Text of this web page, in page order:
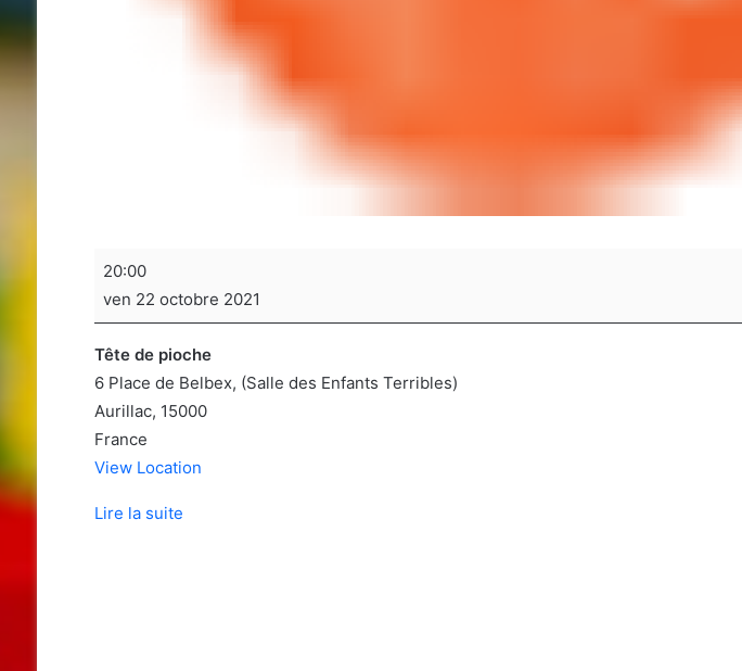
Soirée
de
sociétés
20:00
ven 22 octobre 2021
Tête de pioche
6 Place de Belbex (Salle des Enfants Terribles)
Aurillac, 15000
France
View Location
Lire la suite